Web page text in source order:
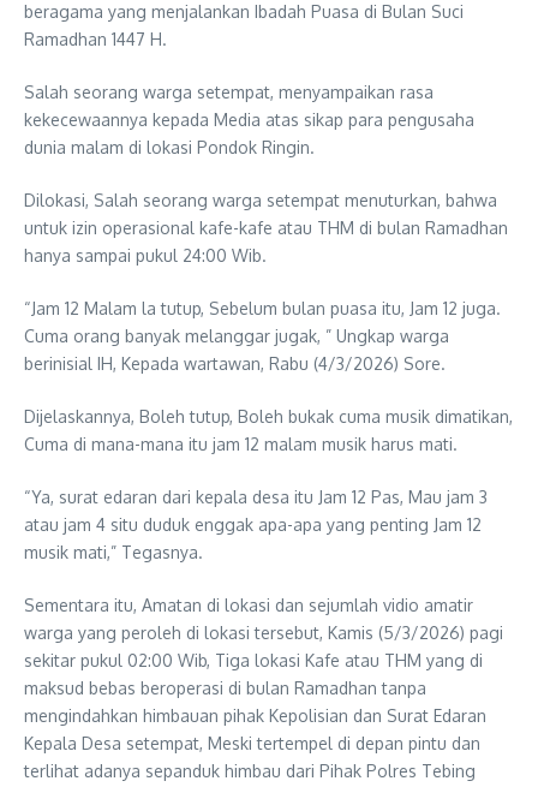
beragama yang menjalankan Ibadah Puasa di Bulan Suci
Ramadhan 1447 H.
Salah seorang warga setempat, menyampaikan rasa
kekecewaannya kepada Media atas sikap para pengusaha
dunia malam di lokasi Pondok Ringin.
Dilokasi, Salah seorang warga setempat menuturkan, bahwa
untuk izin operasional kafe-kafe atau THM di bulan Ramadhan
hanya sampai pukul 24:00 Wib.
“Jam 12 Malam la tutup, Sebelum bulan puasa itu, Jam 12 juga.
Cuma orang banyak melanggar jugak, ” Ungkap warga
berinisial IH, Kepada wartawan, Rabu (4/3/2026) Sore.
Dijelaskannya, Boleh tutup, Boleh bukak cuma musik dimatikan,
Cuma di mana-mana itu jam 12 malam musik harus mati.
“Ya, surat edaran dari kepala desa itu Jam 12 Pas, Mau jam 3
atau jam 4 situ duduk enggak apa-apa yang penting Jam 12
musik mati,” Tegasnya.
Sementara itu, Amatan di lokasi dan sejumlah vidio amatir
warga yang peroleh di lokasi tersebut, Kamis (5/3/2026) pagi
sekitar pukul 02:00 Wib, Tiga lokasi Kafe atau THM yang di
maksud bebas beroperasi di bulan Ramadhan tanpa
mengindahkan himbauan pihak Kepolisian dan Surat Edaran
Kepala Desa setempat, Meski tertempel di depan pintu dan
terlihat adanya sepanduk himbau dari Pihak Polres Tebing